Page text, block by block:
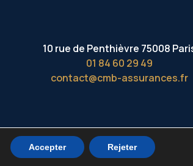
10 rue de Penthièvre 75008
01 84 60 29 49
contact@cmb-assurances.fr
Accepter Rejeter